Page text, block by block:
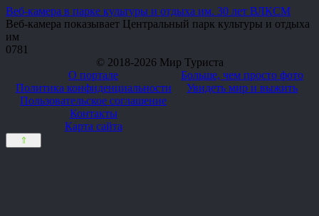
Веб-камера в парке культуры и отдыха им. 30 лет ВЛКСМ
Веб-камера показывает Центральный парк культуры и отдыха
им
0781
© 2018-2026 Мир Туриста
О портале
Политика конфиденциальности
Пользовательское соглашение
Контакты
Карта сайта
Больше, чем просто фото
Увидеть мир и выжить